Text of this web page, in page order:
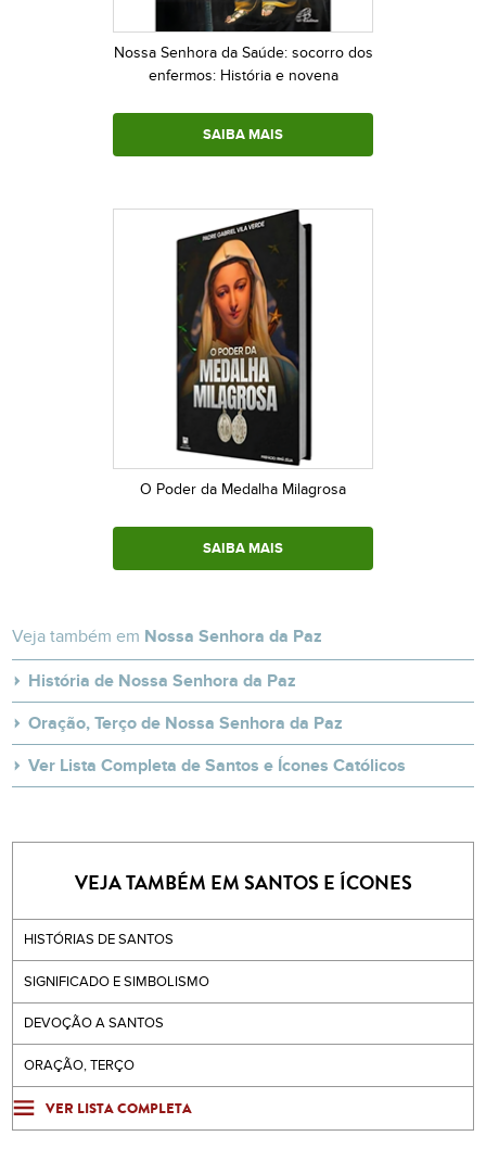
Nossa Senhora da Saúde: socorro dos
enfermos: História e novena
SAIBA MAIS
O Poder da Medalha Milagrosa
SAIBA MAIS
Veja também em Nossa Senhora da Paz
História de Nossa Senhora da Paz
Oração, Terço de Nossa Senhora da Paz
Ver Lista Completa de Santos e Ícones Católicos
VEJA TAMBÉM EM SANTOS E ÍCONES
HISTÓRIAS DE SANTOS
SIGNIFICADO E SIMBOLISMO
DEVOÇÃO A SANTOS
ORAÇÃO, TERÇO
VER LISTA COMPLETA